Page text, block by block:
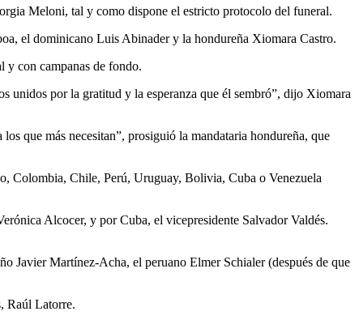
Meloni, tal y como dispone el estricto protocolo del funeral.
el dominicano Luis Abinader y la hondureña Xiomara Castro.
y con campanas de fondo.
unidos por la gratitud y la esperanza que él sembró”, dijo Xiomara
que más necesitan”, prosiguió la mandataria hondureña, que
Colombia, Chile, Perú, Uruguay, Bolivia, Cuba o Venezuela
Alcocer, y por Cuba, el vicepresidente Salvador Valdés.
Javier Martínez-Acha, el peruano Elmer Schialer (después de que
Raúl Latorre.